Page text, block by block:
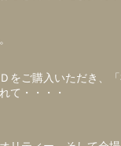
をご購入いただき、
て・・・・